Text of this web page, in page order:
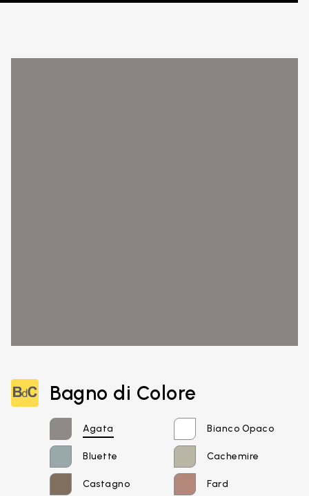
Bagno di Colore
Agata Bianco Opaco
Bluette Cachemire
Castagno Fard